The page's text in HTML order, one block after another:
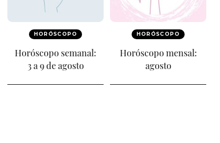
HORÓSCOPO
Horóscopo semanal:
3 a 9 de agosto
HORÓSCOPO
Horóscopo mensal:
agosto